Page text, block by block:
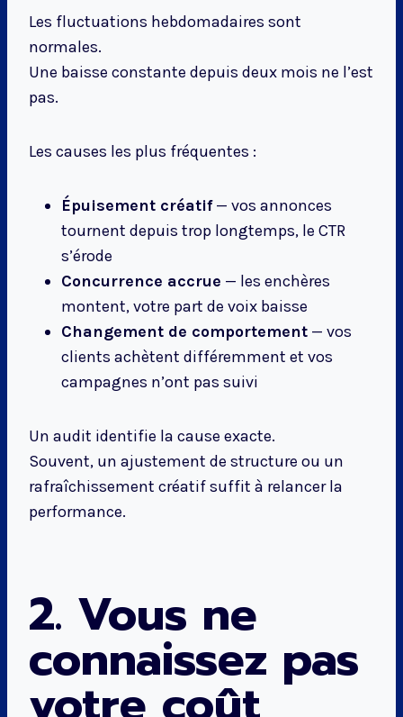
Les fluctuations hebdomadaires sont
normales.
Une baisse constante depuis deux mois ne l’est
pas.
Les causes les plus fréquentes :
Épuisement créatif— vos annonces
tournent depuis trop longtemps, le CTR
s’érode
Concurrence accrue — les enchères
montent, votre part de voix baisse
Changement de comportement — vos
clients achètent différemment et vos
campagnes n’ont pas suivi
Un audit identifie la cause exacte.
Souvent, un ajustement de structure ou un
rafraîchissement créatif suffit à relancer la
performance.
2. Vous ne
connaissez pas